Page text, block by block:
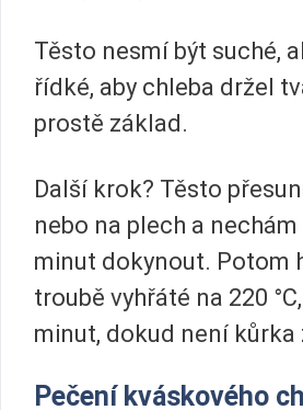
Těsto nesmí být suché,
řídké, aby chleba držel
prostě základ.
Další krok? Těsto
nebo na plech a
minut dokynout. Potom
troubě vyhřáté na 220
minut, dokud není kůrka
Pečení kváskového